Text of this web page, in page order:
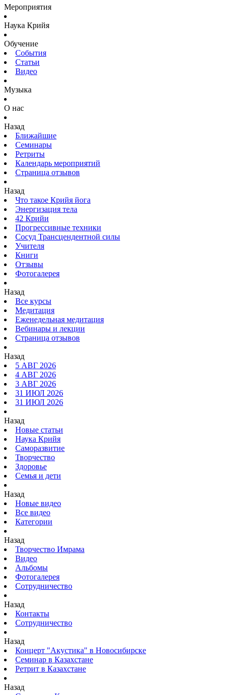
Мероприятия
Наука Крийя
Обучение
События
Статьи
Видео
Музыка
О нас
Назад
Ближайшие
Семинары
Ретриты
Календарь мероприятий
Страница отзывов
Назад
Что такое Крийя йога
Энергизация тела
42 Крийи
Прогрессивные техники
Сосуд Трансцендентной силы
Учителя
Книги
Отзывы
Фотогалерея
Назад
Все курсы
Медитация
Еженедельная медитация
Вебинары и лекции
Страница отзывов
Назад
5 АВГ 2026
4 АВГ 2026
3 АВГ 2026
31 ИЮЛ 2026
31 ИЮЛ 2026
Назад
Новые статьи
Наука Крийя
Саморазвитие
Творчество
Здоровье
Семья и дети
Назад
Новые видео
Все видео
Категории
Назад
Творчество Имрама
Видео
Альбомы
Фотогалерея
Сотрудничество
Назад
Контакты
Сотрудничество
Назад
Концерт "Акустика" в Новосибирске
Семинар в Казахстане
Ретрит в Казахстане
Назад